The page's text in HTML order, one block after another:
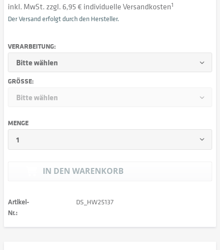
inkl. MwSt. zzgl. 6,95 € individuelle Versandkosten1
Der Versand erfolgt durch den Hersteller.
VERARBEITUNG:
GRÖSSE:
MENGE
IN DEN WARENKORB
Artikel-
Nr.:
DS_HW25137